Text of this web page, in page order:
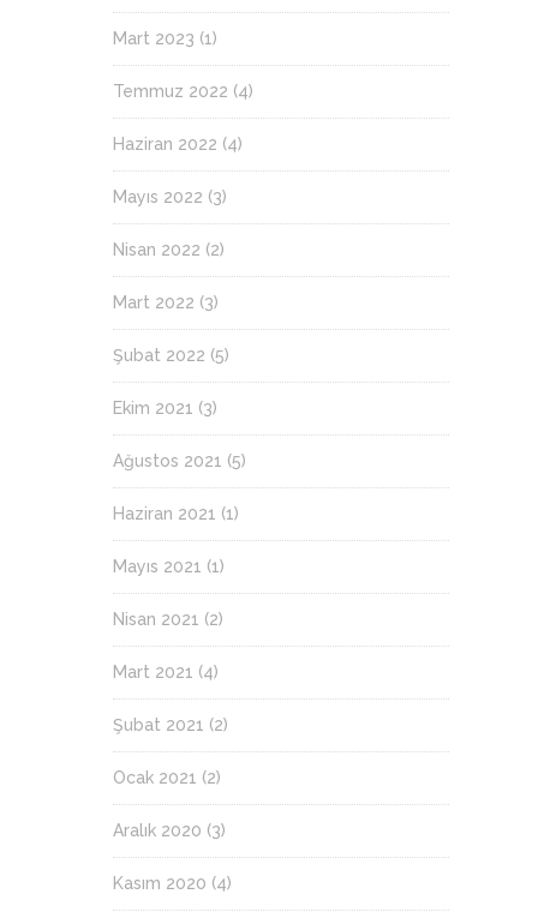
Mart 2023 (1)
Temmuz 2022 (4)
Haziran 2022 (4)
Mayıs 2022 (3)
Nisan 2022 (2)
Mart 2022 (3)
Şubat 2022 (5)
Ekim 2021 (3)
Ağustos 2021 (5)
Haziran 2021 (1)
Mayıs 2021 (1)
Nisan 2021 (2)
Mart 2021 (4)
Şubat 2021 (2)
Ocak 2021 (2)
Aralık 2020 (3)
Kasım 2020 (4)